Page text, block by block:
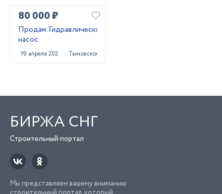
80 000 ₽
Продам:Гидравлический
насос
19 апреля 2023 Тымовское
БИРЖА СНГ
Строительный портал
Мы представляем вашему вниманию